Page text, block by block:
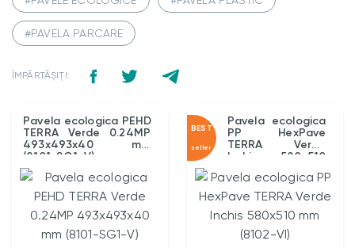
#PAVELA PARCARE
ÎMPĂRTĂȘIȚI:
Pavela ecologica PEHD
TERRA Verde 0.24MP
493x493x40 mm
(8101-SG1-V)
BEST
seller
Pavela ecologica
PP HexPave
TERRA Verde
Inchis 580x510